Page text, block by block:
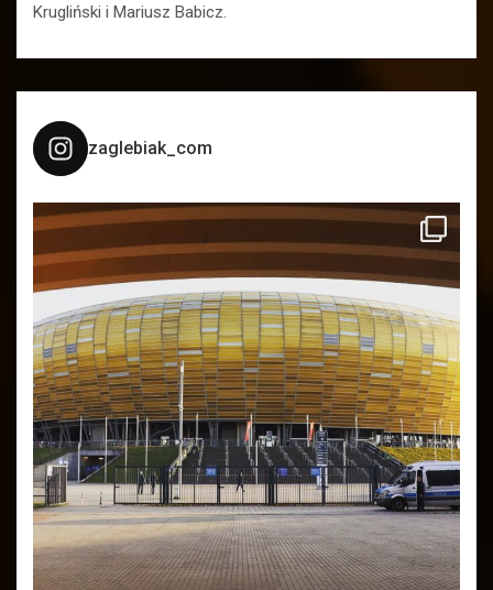
Krugliński i Mariusz Babicz.
zaglebiak_com